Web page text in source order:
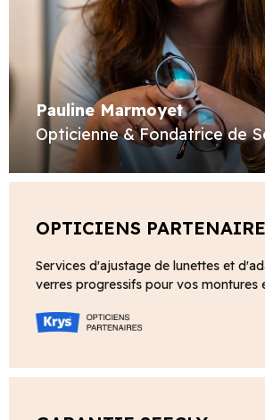
Pauline Marmoyet
Opticienne & Fondatrice de
OPTICIENS
Services d'ajustage de lunettes et
verres progressifs pour vos montures